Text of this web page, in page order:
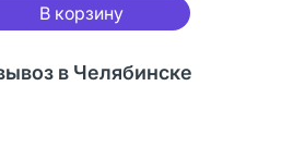
В корзину
в Челябинске